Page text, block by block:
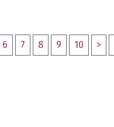
6 7 8 9 10 >